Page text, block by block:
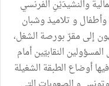
والنشيدَيْنِ الفرنسي
و تلاميذ وشبان
إلى مقرّ بورصة الشغل،
النقابيّين أمام
أوضاع الطبقة الشغيلة